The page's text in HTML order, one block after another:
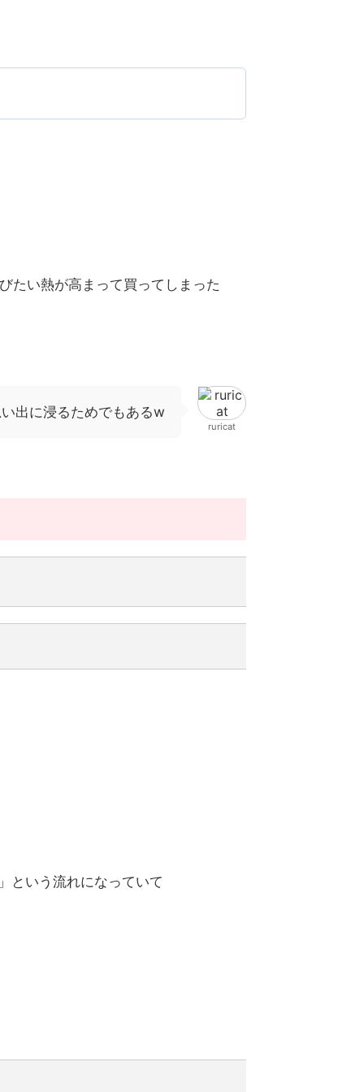
たい熱が高まって買ってしまった
出に浸るためでもあるw
ruricat
という流れになっていて